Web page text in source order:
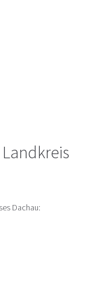
Dachau: